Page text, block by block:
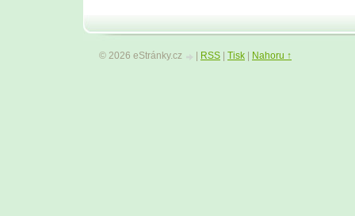
© 2026 eStránky.cz RSS Tisk Nahoru ↑